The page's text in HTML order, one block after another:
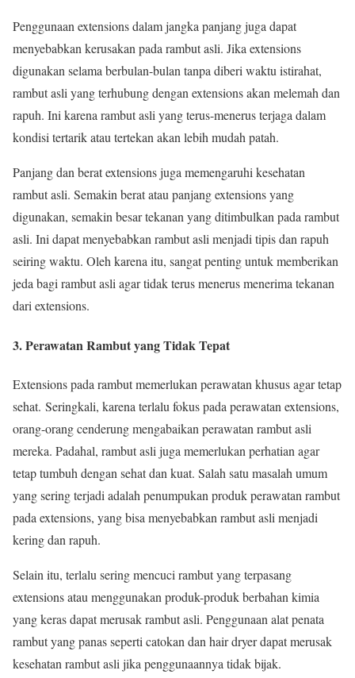
Penggunaan extensions dalam jangka panjang juga dapat
menyebabkan kerusakan pada rambut asli. Jika extensions
digunakan selama berbulan-bulan tanpa diberi waktu istirahat,
rambut asli yang terhubung dengan extensions akan melemah dan
rapuh. Ini karena rambut asli yang terus-menerus terjaga dalam
kondisi tertarik atau tertekan akan lebih mudah patah.
Panjang dan berat extensions juga memengaruhi kesehatan
rambut asli. Semakin berat atau panjang extensions yang
digunakan, semakin besar tekanan yang ditimbulkan pada rambut
asli. Ini dapat menyebabkan rambut asli menjadi tipis dan rapuh
seiring waktu. Oleh karena itu, sangat penting untuk memberikan
jeda bagi rambut asli agar tidak terus menerus menerima tekanan
dari extensions.
3. Perawatan Rambut yang Tidak Tepat
Extensions pada rambut memerlukan perawatan khusus agar tetap
sehat. Seringkali, karena terlalu fokus pada perawatan extensions,
orang-orang cenderung mengabaikan perawatan rambut asli
mereka. Padahal, rambut asli juga memerlukan perhatian agar
tetap tumbuh dengan sehat dan kuat. Salah satu masalah umum
yang sering terjadi adalah penumpukan produk perawatan rambut
pada extensions, yang bisa menyebabkan rambut asli menjadi
kering dan rapuh.
Selain itu, terlalu sering mencuci rambut yang terpasang
extensions atau menggunakan produk-produk berbahan kimia
yang keras dapat merusak rambut asli. Penggunaan alat penata
rambut yang panas seperti catokan dan hair dryer dapat merusak
kesehatan rambut asli jika penggunaannya tidak bijak.